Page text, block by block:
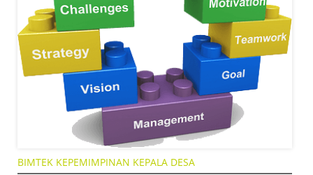
BIMTEK KEPEMIMPINAN KEPALA DESA